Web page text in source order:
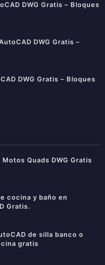
DWG Gratis – Bloques
DWG Gratis –
DWG Gratis – Bloques
Quads DWG Gratis
cocina y baño en
Gratis.
de silla banco o
gratis